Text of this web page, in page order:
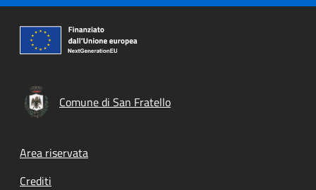
Comune di San Fratello
Footer menu
Area riservata
Crediti